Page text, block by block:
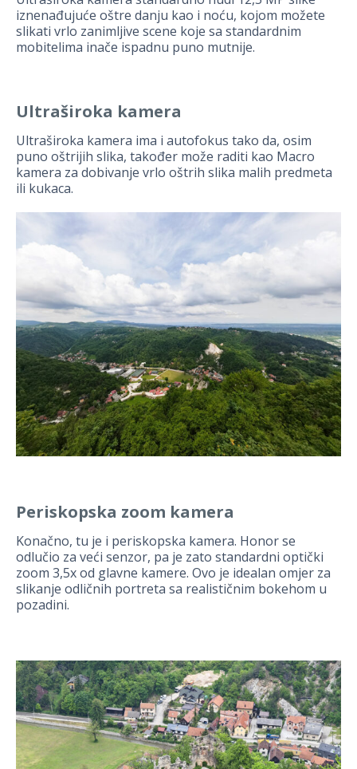
iznenađujuće oštre danju kao i noću, kojom možete
slikati vrlo zanimljive scene koje sa standardnim
mobitelima inače ispadnu puno mutnije.
Ultraširoka kamera
Ultraširoka kamera ima i autofokus tako da, osim
puno oštrijih slika, također može raditi kao Macro
kamera za dobivanje vrlo oštrih slika malih predmeta
ili kukaca.
Periskopska zoom kamera
Konačno, tu je i periskopska kamera. Honor se
odlučio za veći senzor, pa je zato standardni optički
zoom 3,5x od glavne kamere. Ovo je idealan omjer za
slikanje odličnih portreta sa realističnim bokehom u
pozadini.